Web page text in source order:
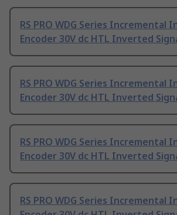
RS PRO WDG Series Incremental
Encoder 30V dc HTL Inverted
RS PRO WDG Series Incremental
Encoder 30V dc HTL Inverted
RS PRO WDG Series Incremental
Encoder 30V dc HTL Inverted
RS PRO WDG Series Incremental